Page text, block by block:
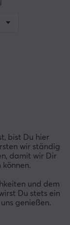
bist Du hier
wir ständig
damit wir Dir
können.
und dem
Du stets ein
genießen.